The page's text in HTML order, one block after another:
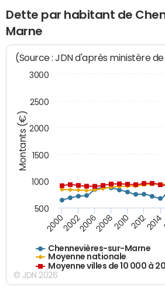
Dette par habitant de
Marne
Montants (€)
(Source : JDN d'après ministère
Chennevières-sur-Marne
Moyenne nationale
Moyenne villes de 10 000 à
2000200220062008201020122014
500
1000
1500
2000
2500
3000
© JDN 2026